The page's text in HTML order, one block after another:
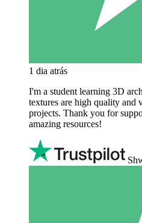
1 dia atrás
I'm a student learning 3D
textures are high quality and
projects. Thank you for
amazing resources!